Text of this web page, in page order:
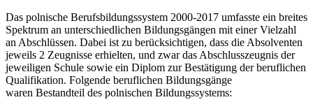
Das polnische Berufsbildungssystem 2000-2017 umfasste ein breites
Spektrum an unterschiedlichen Bildungsgängen mit einer Vielzahl
an Abschlüssen. Dabei ist zu berücksichtigen, dass die Absolventen
jeweils 2 Zeugnisse erhielten, und zwar das Abschlusszeugnis der
jeweiligen Schule sowie ein Diplom zur Bestätigung der beruflichen
Qualifikation. Folgende beruflichen Bildungsgänge
waren Bestandteil des polnischen Bildungssystems: